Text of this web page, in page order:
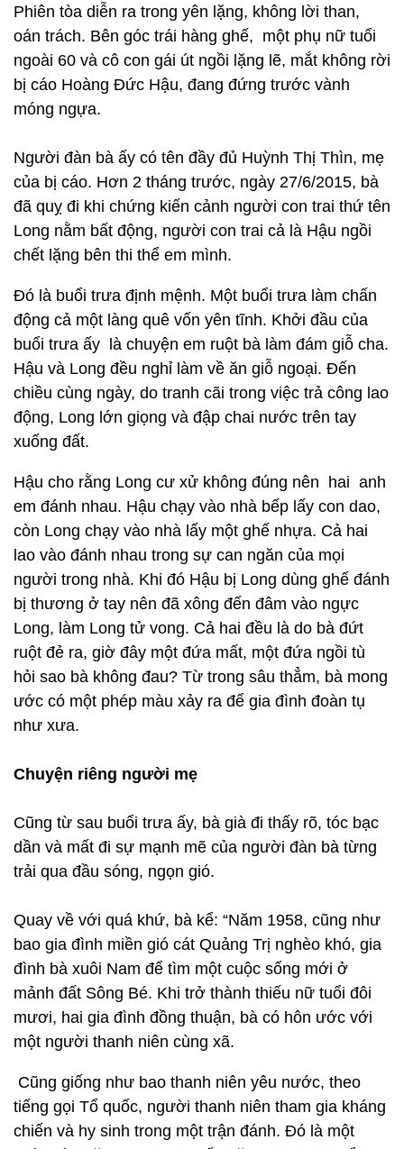
Phiên tòa diễn ra trong yên lặng, không lời than,
oán trách. Bên góc trái hàng ghế, một phụ nữ tuổi
ngoài 60 và cô con gái út ngồi lặng lẽ, mắt không rời
bị cáo Hoàng Đức Hậu, đang đứng trước vành
móng ngựa.
Người đàn bà ấy có tên đầy đủ Huỳnh Thị Thìn, mẹ
của bị cáo. Hơn 2 tháng trước, ngày 27/6/2015, bà
đã quỵ đi khi chứng kiến cảnh người con trai thứ tên
Long nằm bất động, người con trai cả là Hậu ngồi
chết lặng bên thi thể em mình.
Đó là buổi trưa định mệnh. Một buổi trưa làm chấn
động cả một làng quê vốn yên tĩnh. Khởi đầu của
buổi trưa ấy là chuyện em ruột bà làm đám giỗ cha.
Hậu và Long đều nghỉ làm về ăn giỗ ngoại. Đến
chiều cùng ngày, do tranh cãi trong việc trả công lao
động, Long lớn giọng và đập chai nước trên tay
xuống đất.
Hậu cho rằng Long cư xử không đúng nên hai anh
em đánh nhau. Hậu chạy vào nhà bếp lấy con dao,
còn Long chạy vào nhà lấy một ghế nhựa. Cả hai
lao vào đánh nhau trong sự can ngăn của mọi
người trong nhà. Khi đó Hậu bị Long dùng ghế đánh
bị thương ở tay nên đã xông đến đâm vào ngực
Long, làm Long tử vong. Cả hai đều là do bà đứt
ruột đẻ ra, giờ đây một đứa mất, một đứa ngồi tù
hỏi sao bà không đau? Từ trong sâu thẳm, bà mong
ước có một phép màu xảy ra để gia đình đoàn tụ
như xưa.
Chuyện riêng người mẹ
Cũng từ sau buổi trưa ấy, bà già đi thấy rõ, tóc bạc
dần và mất đi sự mạnh mẽ của người đàn bà từng
trải qua đầu sóng, ngọn gió.
Quay về với quá khứ, bà kể: “Năm 1958, cũng như
bao gia đình miền gió cát Quảng Trị nghèo khó, gia
đình bà xuôi Nam để tìm một cuộc sống mới ở
mảnh đất Sông Bé. Khi trở thành thiếu nữ tuổi đôi
mươi, hai gia đình đồng thuận, bà có hôn ước với
một người thanh niên cùng xã.
Cũng giống như bao thanh niên yêu nước, theo
tiếng gọi Tổ quốc, người thanh niên tham gia kháng
chiến và hy sinh trong một trận đánh. Đó là một